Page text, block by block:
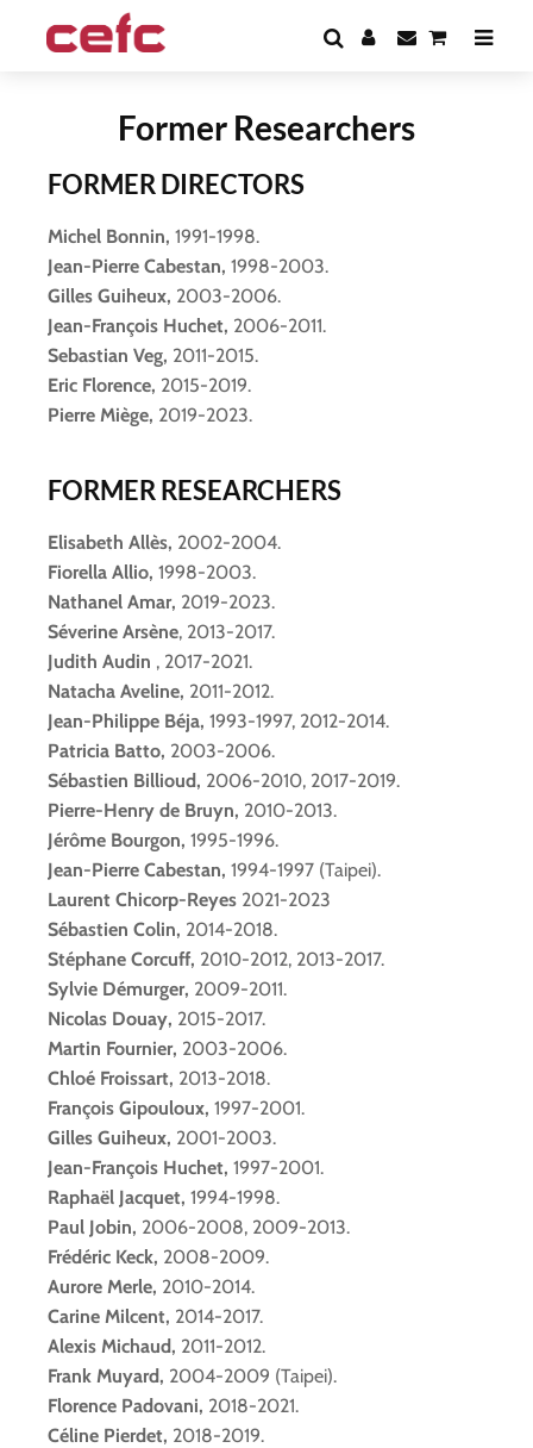
Former Researchers
FORMER DIRECTORS
Michel Bonnin, 1991-1998.
Jean-Pierre Cabestan, 1998-2003.
Gilles Guiheux, 2003-2006.
Jean-François Huchet, 2006-2011.
Sebastian Veg, 2011-2015.
Eric Florence, 2015-2019.
Pierre Miège, 2019-2023.
FORMER RESEARCHERS
Elisabeth Allès, 2002-2004.
Fiorella Allio, 1998-2003.
Nathanel Amar, 2019-2023.
Séverine Arsène, 2013-2017.
Judith Audin , 2017-2021.
Natacha Aveline, 2011-2012.
Jean-Philippe Béja, 1993-1997, 2012-2014.
Patricia Batto, 2003-2006.
Sébastien Billioud, 2006-2010, 2017-2019.
Pierre-Henry de Bruyn, 2010-2013.
Jérôme Bourgon, 1995-1996.
Jean-Pierre Cabestan, 1994-1997 (Taipei).
Laurent Chicorp-Reyes 2021-2023
Sébastien Colin, 2014-2018.
Stéphane Corcuff, 2010-2012, 2013-2017.
Sylvie Démurger, 2009-2011.
Nicolas Douay, 2015-2017.
Martin Fournier, 2003-2006.
Chloé Froissart, 2013-2018.
François Gipouloux, 1997-2001.
Gilles Guiheux, 2001-2003.
Jean-François Huchet, 1997-2001.
Raphaël Jacquet, 1994-1998.
Paul Jobin, 2006-2008, 2009-2013.
Frédéric Keck, 2008-2009.
Aurore Merle, 2010-2014.
Carine Milcent, 2014-2017.
Alexis Michaud, 2011-2012.
Frank Muyard, 2004-2009 (Taipei).
Florence Padovani, 2018-2021.
Céline Pierdet, 2018-2019.